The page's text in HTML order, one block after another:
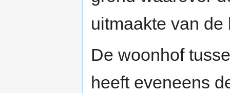
uitmaakte van de
De woonhof
heeft eveneens